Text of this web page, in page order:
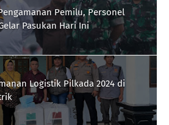
Pemilu, Personel
Pasukan Hari Ini
Logistik Pilkada 2024 di